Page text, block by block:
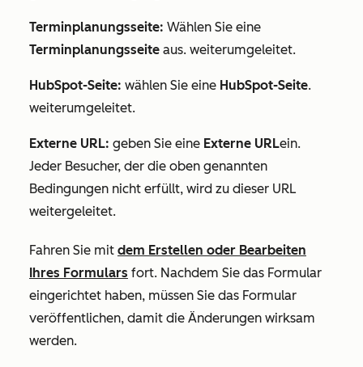
Terminplanungsseite: Wählen Sie eine
Terminplanungsseite aus. weiterumgeleitet.
HubSpot-Seite: wählen Sie eine HubSpot-Seite.
weiterumgeleitet.
Externe URL: geben Sie eine Externe URLein.
Jeder Besucher, der die oben genannten
Bedingungen nicht erfüllt, wird zu dieser URL
weitergeleitet.
Fahren Sie mit dem Erstellen oder Bearbeiten
Ihres Formulars fort. Nachdem Sie das Formular
eingerichtet haben, müssen Sie das Formular
veröffentlichen, damit die Änderungen wirksam
werden.